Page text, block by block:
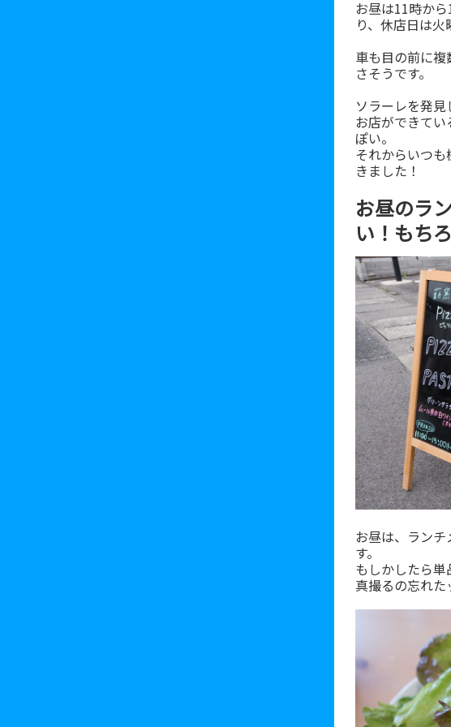
お昼は11時か
り、休店日は火
車も目の前に
さそうです。
ソラーレを発
お店ができて
ぽい。
それからいつ
きました！
お昼のラ
い！もち
お昼は、ラン
す。
もしかしたら
真撮るの忘れた